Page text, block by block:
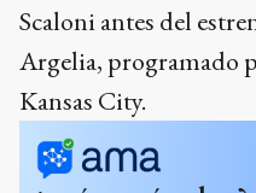
Scaloni antes del
Argelia, programado
Kansas City.